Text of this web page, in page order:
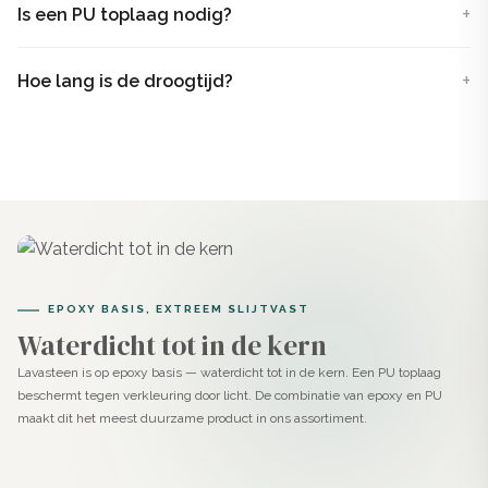
Na mengen ontstaat een stevige, smeerbare pasta die je
meubels. Dankzij de toevoeging van epoxy is deze stuc
breng je Lavasteen Ash met de hand aan. Dit geeft je
afwerking.
Toepassingen
Dankzij de zachte, neutrale grijstint van Ash en de
Is een PU toplaag nodig?
Hoe lang is de droogtijd?
EPOXY BASIS, EXTREEM SLIJTVAST
Waterdicht tot in de kern
Lavasteen is op epoxy basis — waterdicht tot in de kern. Een PU toplaag
beschermt tegen verkleuring door licht. De combinatie van epoxy en PU
maakt dit het meest duurzame product in ons assortiment.